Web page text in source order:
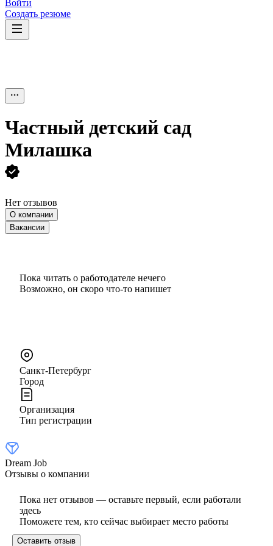
Войти
Создать резюме
Частный детский сад
Милашка
Нет отзывов
О компании
Вакансии
Пока читать о работодателе нечего
Возможно, он скоро что‑то напишет
Санкт-Петербург
Город
Организация
Тип регистрации
Dream Job
Отзывы о компании
Пока нет отзывов — оставьте первый, если работали
здесь
Поможете тем, кто сейчас выбирает место работы
Оставить отзыв